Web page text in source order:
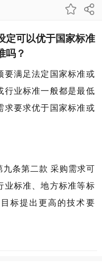
定可以优于国家标准
吗？
要满足法定国家标准或
行业标准一般都是最低
求要求优于国家标准或
九条第二款 采购需求可
业标准、地方标准等标
标提出更高的技术要